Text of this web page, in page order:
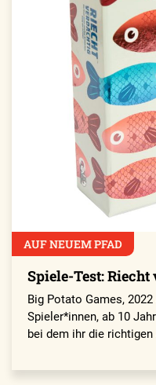
AUF NEUEM PFAD
Spiele-Test:
Big Potato Games,
Spieler*innen, ab 10
bei dem ihr die